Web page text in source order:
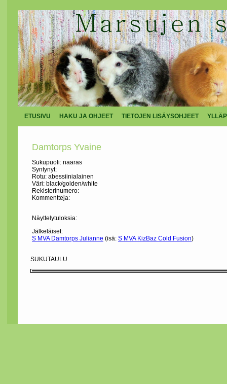
ETUSIVU HAKU JA OHJEET TIETOJEN LISÄYSOHJEET
Damtorps Yvaine
Sukupuoli: naaras
Syntynyt:
Rotu: abessiinialainen
Väri: black/golden/white
Rekisterinumero:
Kommentteja:
Näyttelytuloksia:
Jälkeläiset:
S MVA Damtorps Julianne (isä: S MVA KizBaz Cold Fusion)
SUKUTAULU